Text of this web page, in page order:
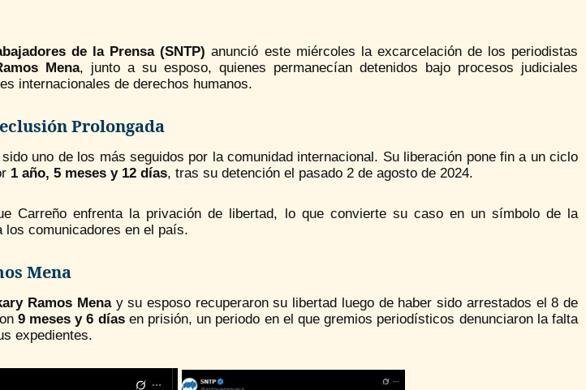
de la Prensa (SNTP) anunció este miércoles la excarcelación de los periodistas
Mena, junto a su esposo, quienes permanecían detenidos bajo procesos judiciales
internacionales de derechos humanos.
Prolongada
uno de los más seguidos por la comunidad internacional. Su liberación pone fin a un ciclo
1 año, 5 meses y 12 días, tras su detención el pasado 2 de agosto de 2024.
Carreño enfrenta la privación de libertad, lo que convierte su caso en un símbolo de la
comunicadores en el país.
Mena
Ramos Menay su esposo recuperaron su libertad luego de haber sido arrestados el 8 de
9 meses y 6 díasen prisión, un periodo en el que gremios periodísticos denunciaron la falta
expedientes.